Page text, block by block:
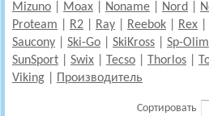
Mizuno
Moax Noname Nord
Proteam
R2 Ray Reebok Rex
Saucony
Ski-Go SkiKross Sp-
SunSport
Swix Tecso Thorlos
Viking
Производитель
Сортировать